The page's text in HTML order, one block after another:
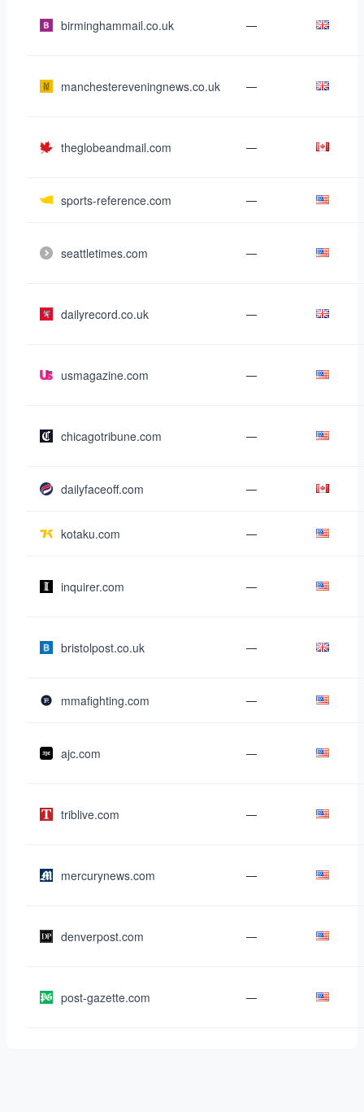
birminghammail.co.uk —
manchestereveningnews.co.uk —
theglobeandmail.com —
sports-reference.com —
seattletimes.com —
dailyrecord.co.uk —
usmagazine.com —
chicagotribune.com —
dailyfaceoff.com —
kotaku.com —
inquirer.com —
bristolpost.co.uk —
mmafighting.com —
ajc.com —
triblive.com —
mercurynews.com —
denverpost.com —
post-gazette.com —